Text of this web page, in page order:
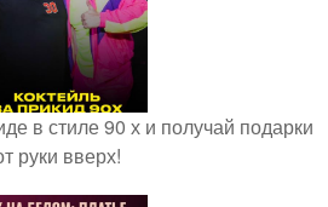
в стиле 90 х и получай подарки
руки вверх!